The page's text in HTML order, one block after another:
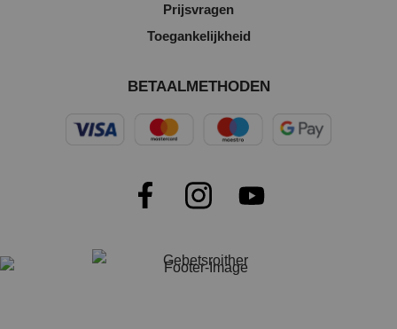
Prijsvragen
Toegankelijkheid
BETAALMETHODEN